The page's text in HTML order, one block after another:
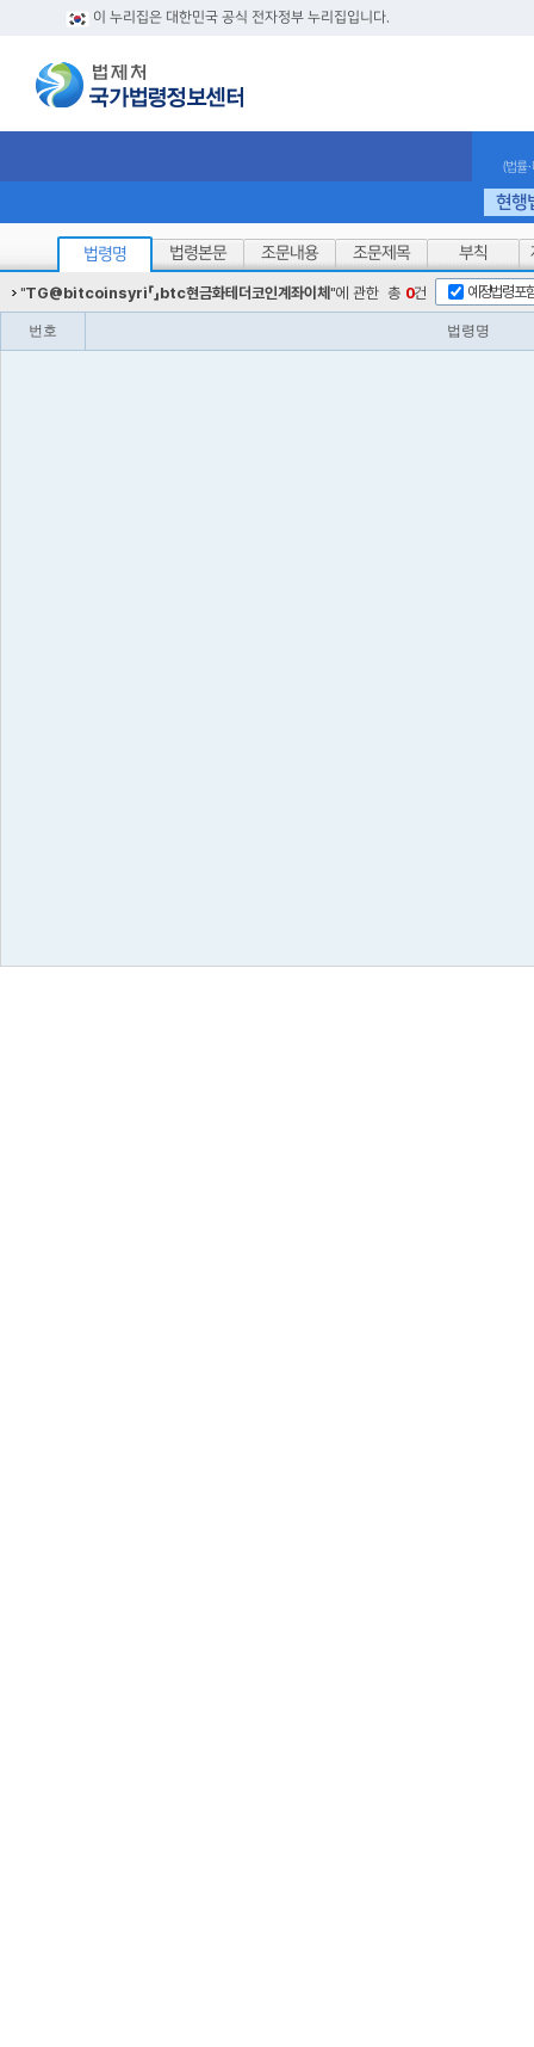
이 누리집은 대한민국 공식 전자정부 누리집입니다.
(법률
현행
법령명 법령본문 조문내용 조문제목 부칙
"TG@bitcoinsyri「」btc현금화테더코인계좌이체 "에 관한 총 0건 예정법령포
번호 법령명